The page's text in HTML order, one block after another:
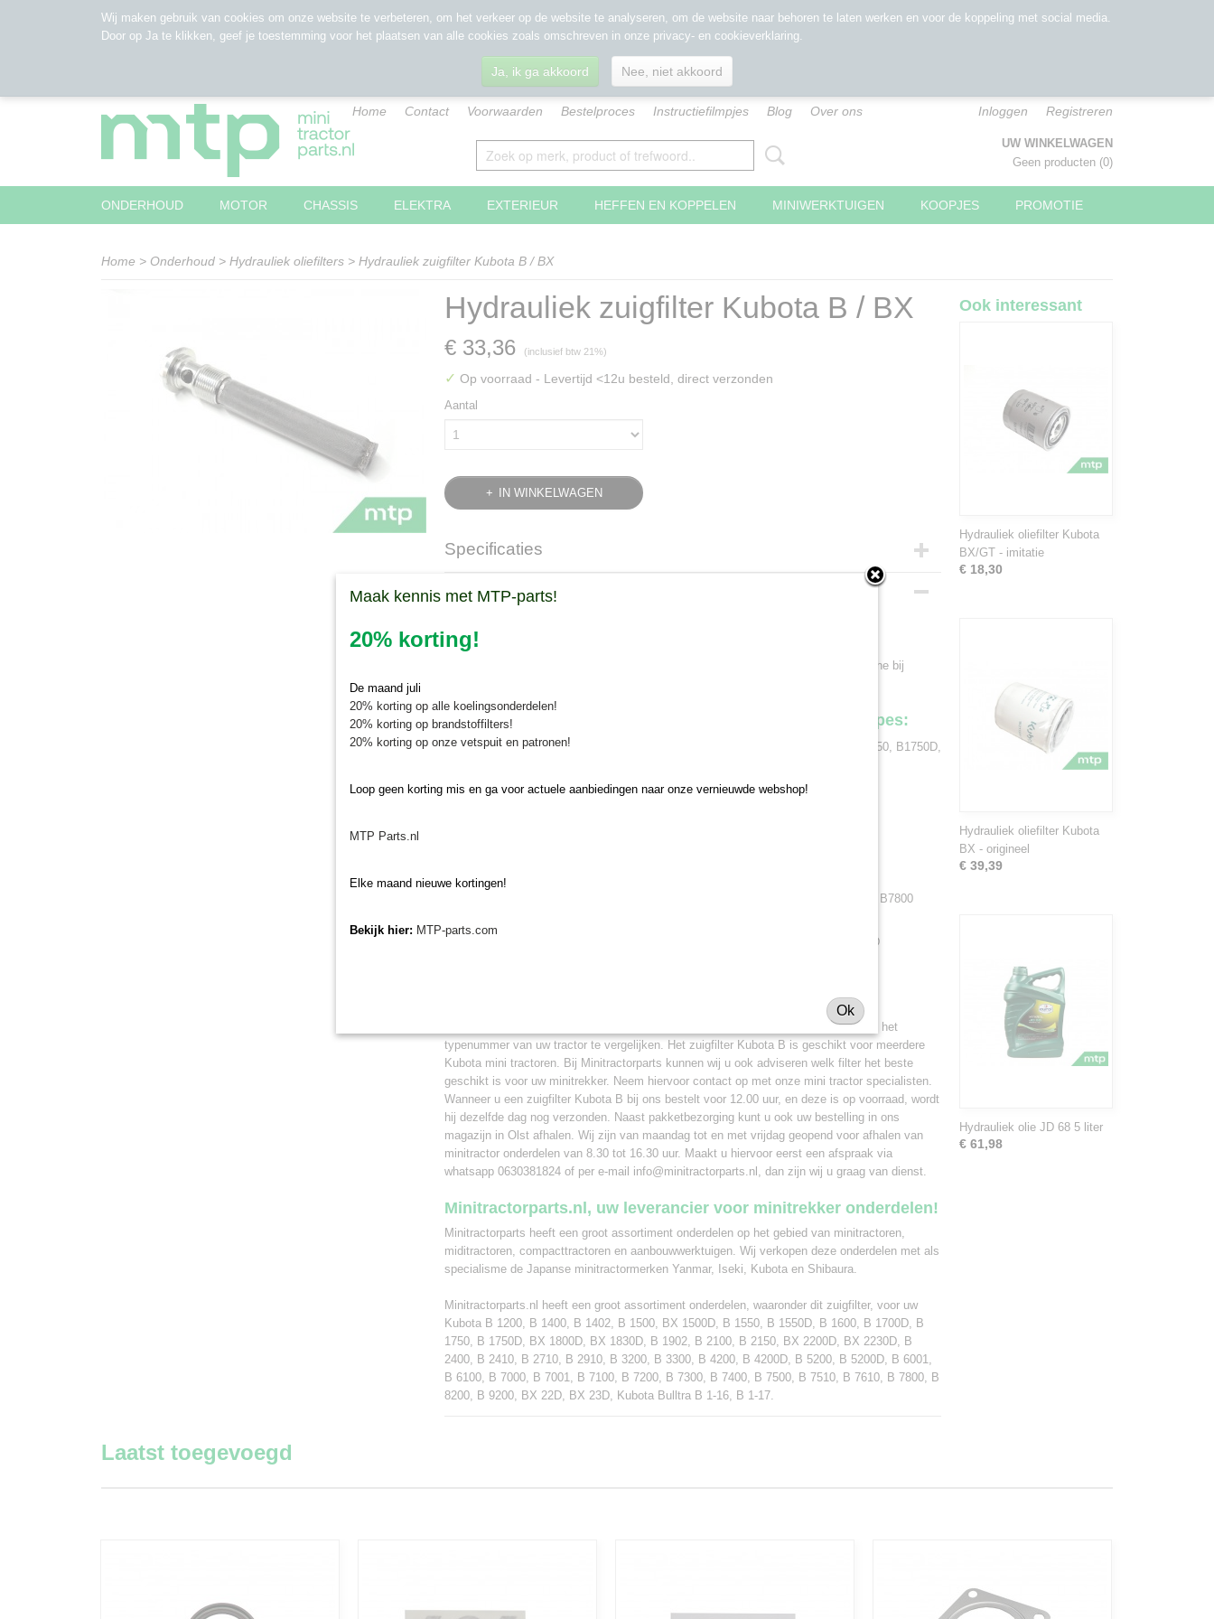
Home Contact Voorwaarden Bestelproces Instructiefilmpjes Blog Over ons Inloggen Registreren
UW WINKELWAGEN
Geen producten (0)
ONDERHOUD MOTOR CHASSIS ELEKTRA EXTERIEUR HEFFEN EN KOPPELEN MINIWERKTUIGEN KOOPJES PROMOTIE
Home > Onderhoud > Hydrauliek oliefilters > Hydrauliek zuigfilter Kubota B / BX
Hydrauliek zuigfilter Kubota B / BX
€ 33,36 (inclusief btw 21%)
✓ Op voorraad - Levertijd <12u besteld, direct verzonden
Aantal
IN WINKELWAGEN
Specificaties
Omschrijving
Hydrauliek zuigfilter Kubota B
Een hydrauliek zuigfilter voor diverse Kubota B tractoren koopt u veilig en snel online bij
Het hydrauliek zuigfilter is geschikt voor de volgende types:
Kubota B1200, B1400, B1402, B1500, B1550, B1550D, B1600, B1700D, B1750, B1750D,
Kubota B2100, B2150, B2400, B2410, B2710, B2910
Kubota B6001, B6100
Kubota B7000, B7001, B7100, B7200, B7300, B7400, B7500, B7510, B7610, B7800
Kubota BX22D, BX23D, BX1500D, BX1800D, BX1830D, BX2200D, BX2230D
Wanneer u dit zuigfilter gaat vervangen op uw Kubota minitrekker is van belang om het
typenummer van uw tractor te vergelijken. Het zuigfilter Kubota B is geschikt voor meerdere
Kubota mini tractoren. Bij Minitractorparts kunnen wij u ook adviseren welk filter het beste
geschikt is voor uw minitrekker. Neem hiervoor contact op met onze mini tractor specialisten.
Wanneer u een zuigfilter Kubota B bij ons bestelt voor 12.00 uur, en deze is op voorraad, wordt
hij dezelfde dag nog verzonden. Naast pakketbezorging kunt u ook uw bestelling in ons
magazijn in Olst afhalen. Wij zijn van maandag tot en met vrijdag geopend voor afhalen van
minitractor onderdelen van 8.30 tot 16.30 uur. Maakt u hiervoor eerst een afspraak via
whatsapp 0630381824 of per e-mail info@minitractorparts.nl, dan zijn wij u graag van dienst.
Minitractorparts.nl, uw leverancier voor minitrekker onderdelen!
Minitractorparts heeft een groot assortiment onderdelen op het gebied van minitractoren,
miditractoren, compacttractoren en aanbouwwerktuigen. Wij verkopen deze onderdelen met als
specialisme de Japanse minitractormerken Yanmar, Iseki, Kubota en Shibaura.
Minitractorparts.nl heeft een groot assortiment onderdelen, waaronder dit zuigfilter, voor uw
Kubota B 1200, B 1400, B 1402, B 1500, BX 1500D, B 1550, B 1550D, B 1600, B 1700D, B
1750, B 1750D, BX 1800D, BX 1830D, B 1902, B 2100, B 2150, BX 2200D, BX 2230D, B
2400, B 2410, B 2710, B 2910, B 3200, B 3300, B 4200, B 4200D, B 5200, B 5200D, B 6001,
B 6100, B 7000, B 7001, B 7100, B 7200, B 7300, B 7400, B 7500, B 7510, B 7610, B 7800, B
8200, B 9200, BX 22D, BX 23D, Kubota Bulltra B 1-16, B 1-17.
Ook interessant
Hydrauliek oliefilter Kubota
BX/GT - imitatie
€ 18,30
Hydrauliek oliefilter Kubota
BX - origineel
€ 39,39
Hydrauliek olie JD 68 5 liter
€ 61,98
Laatst toegevoegd
Wij maken gebruik van cookies om onze website te verbeteren, om het verkeer op de website te analyseren, om de website naar behoren te laten werken en voor de koppeling met social media.
Door op Ja te klikken, geef je toestemming voor het plaatsen van alle cookies zoals omschreven in onze privacy- en cookieverklaring.
Ja, ik ga akkoord Nee, niet akkoord
Maak kennis met MTP-parts!
20% korting!
De maand juli
20% korting op alle koelingsonderdelen!
20% korting op brandstoffilters!
20% korting op onze vetspuit en patronen!
Loop geen korting mis en ga voor actuele aanbiedingen naar onze vernieuwde webshop!
MTP Parts.nl
Elke maand nieuwe kortingen!
Bekijk hier: MTP-parts.com
Ok